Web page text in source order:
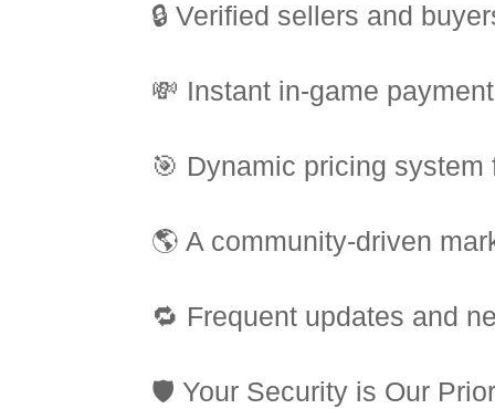
🔒 Verified sellers and
💸 Instant in-game
🎯 Dynamic pricing system
🌎 A community-driven
🔁 Frequent updates and
🛡️ Your Security is Our